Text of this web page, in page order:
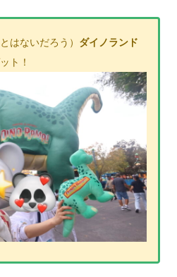
はないだろう） ダイノランド
ト！